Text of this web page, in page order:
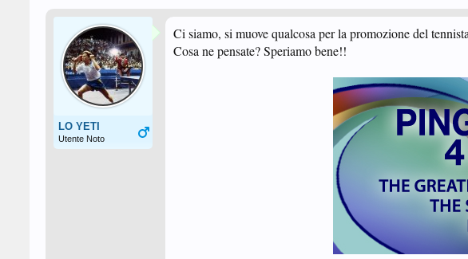
LO YETI
Utente Noto
Ci siamo, si muove qualcosa per la promozione del
Cosa ne pensate? Speriamo bene!!